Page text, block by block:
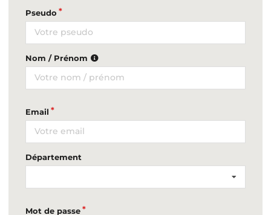
Pseudo
Nom / Prénom
Email
Département
Mot de passe